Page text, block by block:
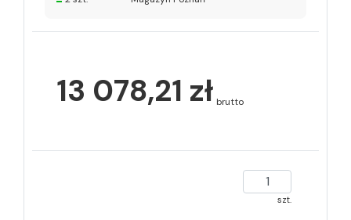
13 078,21 zł brutto
szt.